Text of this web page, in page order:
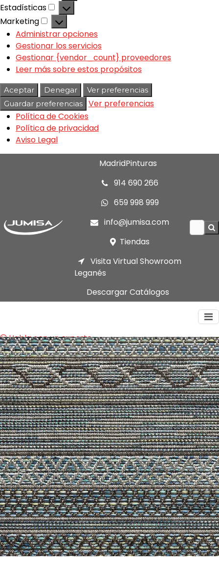
Estadísticas
Marketing
Administrar opciones
Gestionar los servicios
Gestionar {vendor_count} proveedores
Leer más sobre estos propósitos
Aceptar Denegar
Ver preferencias
Guardar preferencias
Ver preferencias
Política de Cookies
Política de privacidad
Aviso Legal
MadridPinturas
914 690 266
659 998 999
info@jumisa.com
Tiendas
Visita Virtual Showroom
Leganés
Descargar Catálogos
Habla con un experto